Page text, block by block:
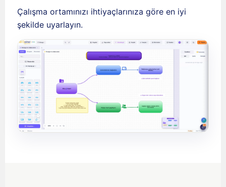
Çalışma ortamınızı ihtiyaçlarınıza göre en iyi
şekilde uyarlayın.
العربية (السعودية)
العربية (الإمارات)
Français du Canada
Français de Belgique
Français (Suisse)